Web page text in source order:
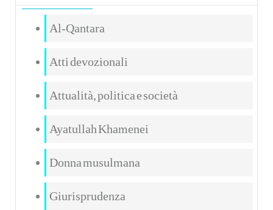
Al-Qantara
Atti devozionali
Attualità, politica e società
Ayatullah Khamenei
Donna musulmana
Giurisprudenza